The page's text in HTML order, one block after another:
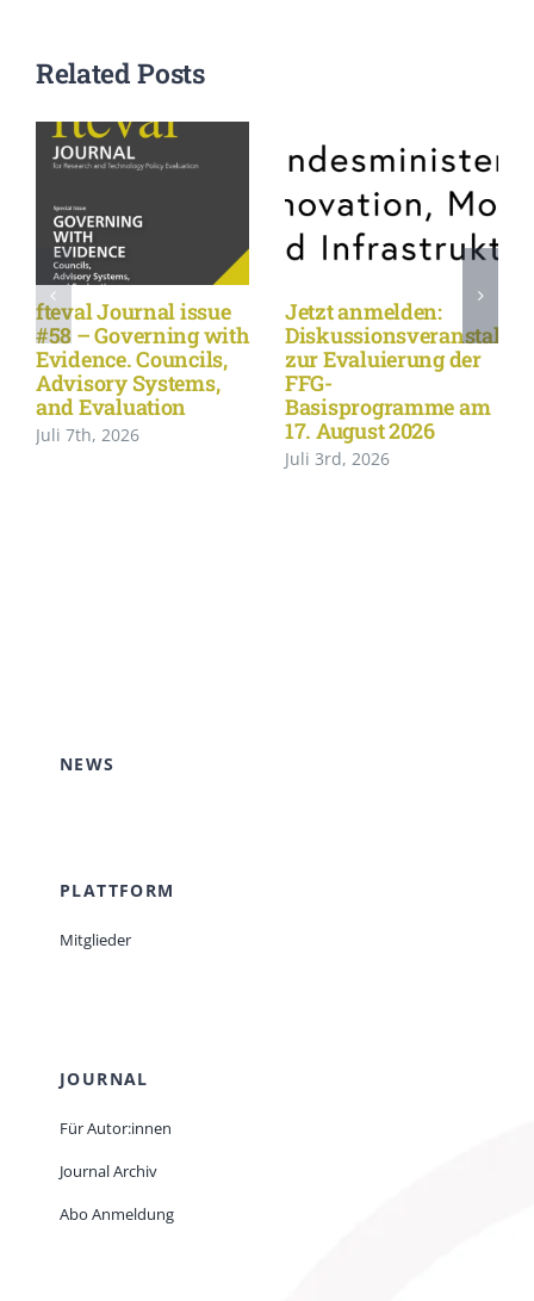
Related Posts
fteval Journal issue
#58 – Governing with
Evidence. Councils,
Advisory Systems,
and Evaluation
Juli 7th, 2026
Jetzt anmelden:
zur Evaluierung der
FFG-
Basisprogramme am
17. August 2026
Juli 3rd, 2026
NEWS
PLATTFORM
Mitglieder
JOURNAL
Für Autor:innen
Journal Archiv
Abo Anmeldung